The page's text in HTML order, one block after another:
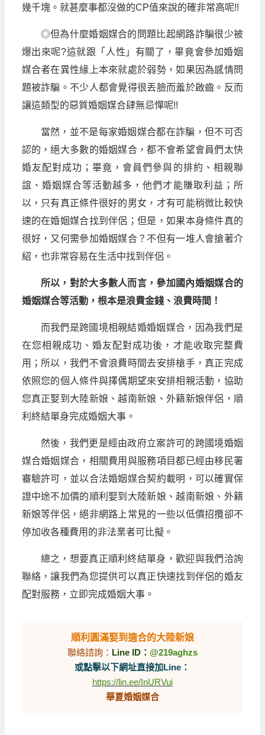
幾千塊。就甚麼事都沒做的CP值來說的確非常高呢!!
◎但為什麼婚姻媒合的問題比起網路詐騙很少被
爆出來呢?這就跟「人性」有關了，畢竟會參加婚姻
媒合者在異性緣上本來就處於弱勢，如果因為感情問
題被詐騙。不少人都會覺得很丟臉而羞於啟齒。反而
讓這類型的惡質婚姻媒合肆無忌憚呢!!
當然，並不是每家婚姻媒合都在詐騙，但不可否
認的，絕大多數的婚姻媒合，都不會希望會員們太快
婚友配對成功；畢竟，會員們參與的排約、相親聯
誼、婚姻媒合等活動越多，他們才能賺取利益；所
以，只有真正條件很好的男女，才有可能稍微比較快
速的在婚姻媒合找到伴侶；但是，如果本身條件真的
很好，又何需參加婚姻媒合？不但有一堆人會搶著介
紹，也非常容易在生活中找到伴侶。
所以，對於大多數人而言，參加國內婚姻媒合的
婚姻媒合等活動，根本是浪費金錢、浪費時間！
而我們是跨國境相親結婚婚姻媒合，因為我們是
在您相親成功、婚友配對成功後，才能收取完整費
用；所以，我們不會浪費時間去安排槍手，真正完成
依照您的個人條件與擇偶期望來安排相親活動，協助
您真正娶到大陸新娘、越南新娘、外籍新娘伴侶，順
利終結單身完成婚姻大事。
然後，我們更是經由政府立案許可的跨國境婚姻
媒合婚姻媒合，相關費用與服務項目都已經由移民署
審驗許可，並以合法婚姻媒合契約載明，可以確實保
證中途不加價的順利娶到大陸新娘、越南新娘、外籍
新娘等伴侶，絕非網路上常見的一些以低價招攬卻不
停加收各種費用的非法業者可比擬。
總之，想要真正順利終結單身，歡迎與我們洽詢
聯絡，讓我們為您提供可以真正快速找到伴侶的婚友
配對服務，立即完成婚姻大事。
順利圓滿娶到適合的大陸新娘
聯絡諮詢： Line ID： @219aghzs
或點擊以下網址直接加Line：
https://lin.ee/InURVui
華夏婚姻媒合